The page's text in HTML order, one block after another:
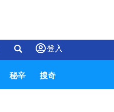
登入
秘辛 搜奇